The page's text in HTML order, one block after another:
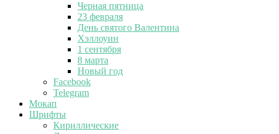
Черная пятница
23 февраля
День святого Валентина
Хэллоуин
1 сентября
8 марта
Новый год
Facebook
Telegram
Мокап
Шрифты
Кириллические